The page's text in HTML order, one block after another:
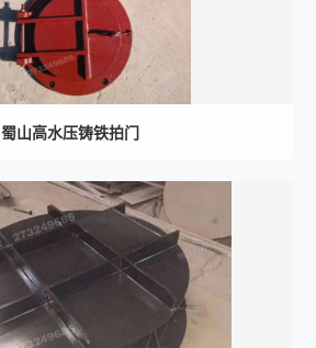
蜀山高水压铸铁拍门